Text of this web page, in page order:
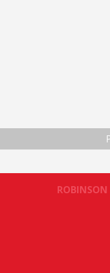
ROBINSON